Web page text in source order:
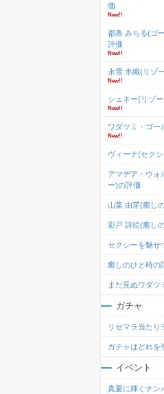
価
New!!
都条 みちる(ゴ
評価
New!!
永雪 氷織(リゾ
New!!
シュネー(リゾ
New!!
ワダツミ・ゴー
New!!
ヴィーナ(セク
アマデア・ウォ
ー)の評価
山葉 由芽(癒し
彩戸 詩絵(癒し
セクシーを魅せ
癒しのひと時の
まだ見ぬワダツ
ガチャ
リセマラ当たり
ガチャはどれを
イベント
真夏に輝くナン